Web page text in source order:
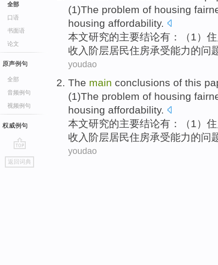
全部
口语
书面语
论文
原声例句
全部
音频例句
视频例句
权威例句
go
top
返回词典
(1)The problem of housing
housing affordability.
本文研究的主要结论有 ：（1）
收入阶层居民住房承受能力的问
youdao
The main conclusions of this
(1)The problem of housing
housing affordability.
本文研究的主要结论有 ：（1）
收入阶层居民住房承受能力的问
youdao